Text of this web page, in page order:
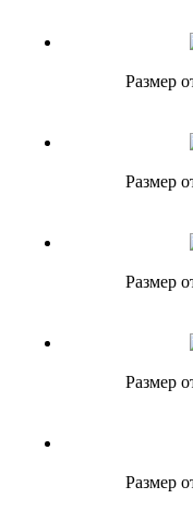
Размер
Размер
Размер
Размер
Размер